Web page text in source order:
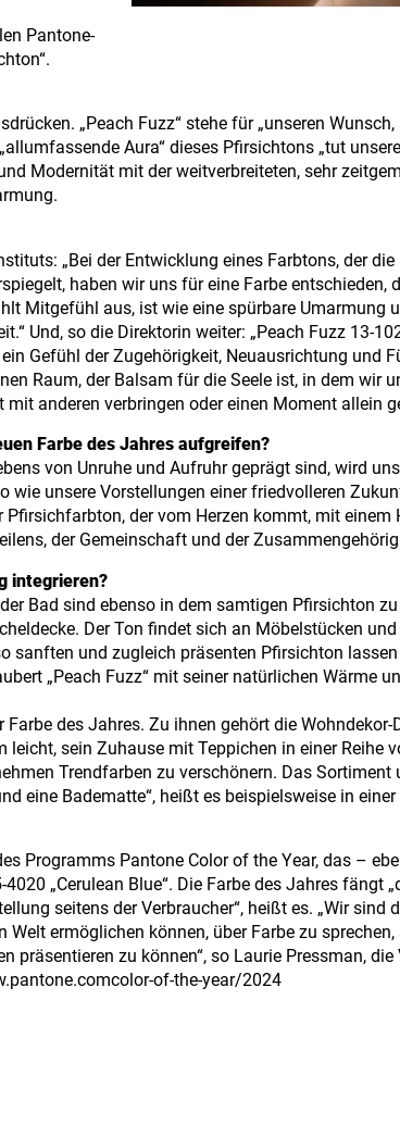
Pantone-
„Peach Fuzz“ stehe für „unseren
Aura“ dieses Pfirsichtons „tut
Modernität mit der weitverbreiteten, sehr
„Bei der Entwicklung eines Farbtons, der
haben wir uns für eine Farbe entschieden,
Mitgefühl aus, ist wie eine spürbare Umarmung
Und, so die Direktorin weiter: „Peach Fuzz 13-
Gefühl der Zugehörigkeit, Neuausrichtung und
Raum, der Balsam für die Seele ist, in dem wir
anderen verbringen oder einen Moment allein
Farbe des Jahres aufgreifen?
von Unruhe und Aufruhr geprägt sind, wird
unsere Vorstellungen einer friedvolleren
Pfirsichfarbton, der vom Herzen kommt, mit einem
der Gemeinschaft und der
integrieren?
Bad sind ebenso in dem samtigen Pfirsichton
Der Ton findet sich an Möbelstücken
sanften und zugleich präsenten Pfirsichton
„Peach Fuzz“ mit seiner natürlichen Wärme
des Jahres. Zu ihnen gehört die Wohndekor-
leicht, sein Zuhause mit Teppichen in einer Reihe
Trendfarben zu verschönern. Das
eine Badematte“, heißt es beispielsweise in
Programms Pantone Color of the Year, das –
„Cerulean Blue“. Die Farbe des Jahres fängt
seitens der Verbraucher“, heißt es. „Wir sind
ermöglichen können, über Farbe zu
präsentieren zu können“, so Laurie Pressman,
of-the-year/2024